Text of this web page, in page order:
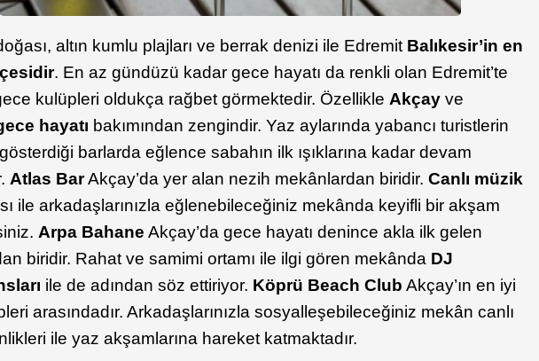
altın kumlu plajları ve berrak denizi ile Edremit Balıkesir’in en
. En az gündüzü kadar gece hayatı da renkli olan Edremit’te
kulüpleri oldukça rağbet görmektedir. ÖzellikleAkçay ve
hayatı bakımından zengindir. Yaz aylarında yabancı turistlerin
barlarda eğlence sabahın ilk ışıklarına kadar devam
Atlas BarAkçay’da yer alan nezih mekânlardan biridir.Canlı müzik
ile arkadaşlarınızla eğlenebileceğiniz mekânda keyifli bir akşam
Arpa Bahane Akçay’da gece hayatı denince akla ilk gelen
biridir. Rahat ve samimi ortamı ile ilgi gören mekânda DJ
ile de adından söz ettiriyor. Köprü Beach Club Akçay’ın en iyi
arasındadır. Arkadaşlarınızla sosyalleşebileceğiniz mekân canlı
ile yaz akşamlarına hareket katmaktadır.